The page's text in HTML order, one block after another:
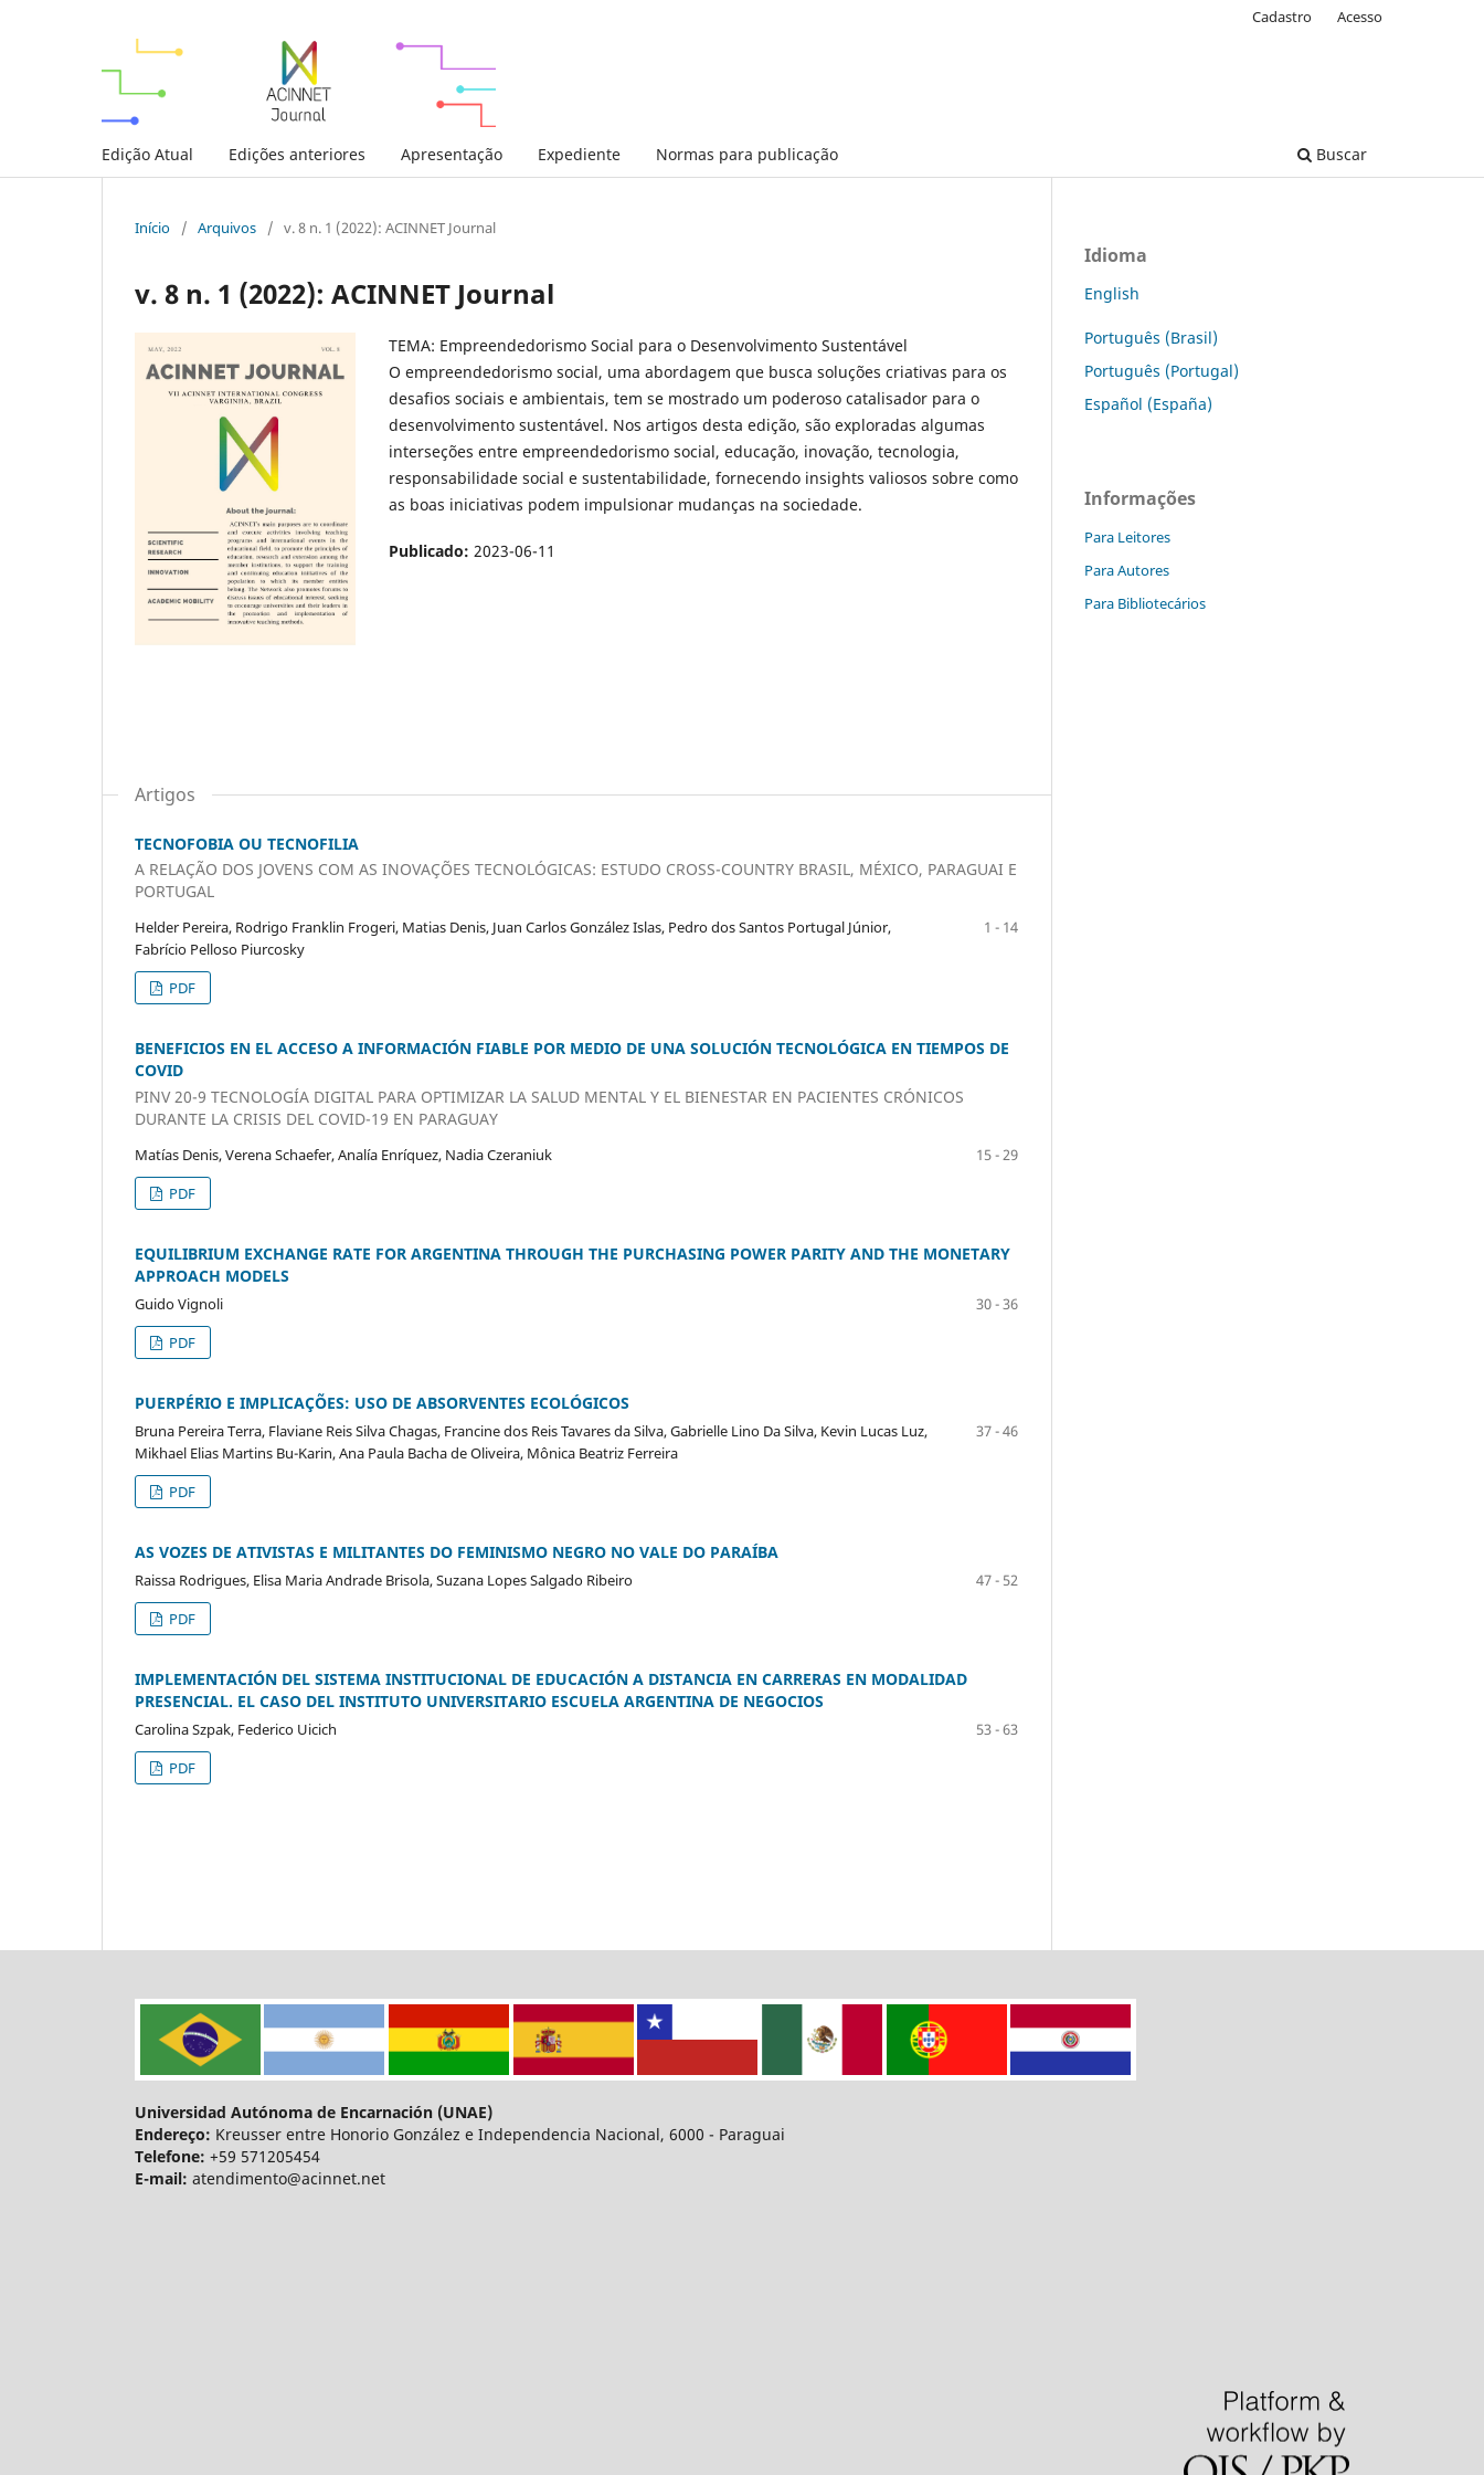
Edição Atual Edições anteriores Apresentação Expediente Normas para publicação Buscar
Cadastro Acesso
Início / Arquivos / v. 8 n. 1 (2022): ACINNET Journal
v. 8 n. 1 (2022): ACINNET Journal
TEMA: Empreendedorismo Social para o Desenvolvimento Sustentável
O empreendedorismo social, uma abordagem que busca soluções criativas para os
desafios sociais e ambientais, tem se mostrado um poderoso catalisador para o
desenvolvimento sustentável. Nos artigos desta edição, são exploradas algumas
interseções entre empreendedorismo social, educação, inovação, tecnologia,
responsabilidade social e sustentabilidade, fornecendo insights valiosos sobre como
as boas iniciativas podem impulsionar mudanças na sociedade.
Publicado: 2023-06-11
Artigos
TECNOFOBIA OU TECNOFILIA
A RELAÇÃO DOS JOVENS COM AS INOVAÇÕES TECNOLÓGICAS: ESTUDO CROSS-COUNTRY BRASIL, MÉXICO, PARAGUAI E
PORTUGAL
Helder Pereira, Rodrigo Franklin Frogeri, Matias Denis, Juan Carlos González Islas, Pedro dos Santos Portugal Júnior,
Fabrício Pelloso Piurcosky
1 - 14
PDF
BENEFICIOS EN EL ACCESO A INFORMACIÓN FIABLE POR MEDIO DE UNA SOLUCIÓN TECNOLÓGICA EN TIEMPOS DE
COVID
PINV 20-9 TECNOLOGÍA DIGITAL PARA OPTIMIZAR LA SALUD MENTAL Y EL BIENESTAR EN PACIENTES CRÓNICOS
DURANTE LA CRISIS DEL COVID-19 EN PARAGUAY
Matías Denis, Verena Schaefer, Analía Enríquez, Nadia Czeraniuk
15 - 29
PDF
EQUILIBRIUM EXCHANGE RATE FOR ARGENTINA THROUGH THE PURCHASING POWER PARITY AND THE MONETARY
APPROACH MODELS
Guido Vignoli
30 - 36
PDF
PUERPÉRIO E IMPLICAÇÕES: USO DE ABSORVENTES ECOLÓGICOS
Bruna Pereira Terra, Flaviane Reis Silva Chagas, Francine dos Reis Tavares da Silva, Gabrielle Lino Da Silva, Kevin Lucas Luz,
Mikhael Elias Martins Bu-Karin, Ana Paula Bacha de Oliveira, Mônica Beatriz Ferreira
37 - 46
PDF
AS VOZES DE ATIVISTAS E MILITANTES DO FEMINISMO NEGRO NO VALE DO PARAÍBA
Raissa Rodrigues, Elisa Maria Andrade Brisola, Suzana Lopes Salgado Ribeiro
47 - 52
PDF
IMPLEMENTACIÓN DEL SISTEMA INSTITUCIONAL DE EDUCACIÓN A DISTANCIA EN CARRERAS EN MODALIDAD
PRESENCIAL. EL CASO DEL INSTITUTO UNIVERSITARIO ESCUELA ARGENTINA DE NEGOCIOS
Carolina Szpak, Federico Uicich
53 - 63
PDF
Idioma
English
Português (Brasil)
Português (Portugal)
Español (España)
Informações
Para Leitores
Para Autores
Para Bibliotecários
Universidad Autónoma de Encarnación (UNAE)
Endereço: Kreusser entre Honorio González e Independencia Nacional, 6000 - Paraguai
Telefone: +59 571205454
E-mail: atendimento@acinnet.net